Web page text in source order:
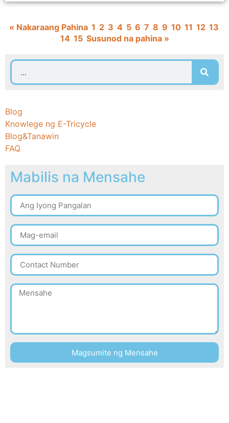
« Nakaraang Pahina 1 2 3 4 5 6 7 8 9 10 11 12 13
14 15 Susunod na pahina »
Blog
Knowlege ng E-Tricycle
Blog&Tanawin
FAQ
Mabilis na Mensahe
Magsumite ng Mensahe